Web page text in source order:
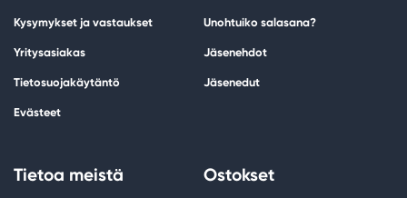
Kysymykset ja vastaukset
Yritysasiakas
Tietosuojakäytäntö
Evästeet
Unohtuiko salasana?
Jäsenehdot
Jäsenedut
Tietoa meistä Ostokset